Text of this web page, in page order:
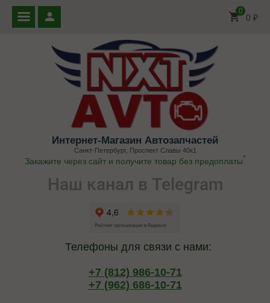
0
0 ₽
Интернет-Магазин Автозапчастей
Санкт-Петербург, Проспект Славы 40к1
Закажите через сайт и получите товар без предоплаты*
Наш канал в Telegram
Телефоны для связи с нами:
+7 (812) 986-10-71
+7 (962) 686-10-71